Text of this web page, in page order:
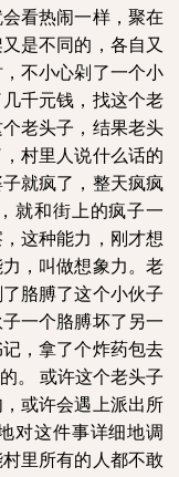
看热闹一样，聚在
是不同的，各自又
不小心剁了一个小
千元钱，找这个老
老头子，结果老头
村里人说什么话的
就疯了，整天疯疯
就和街上的疯子一
这种能力，刚才想
，叫做想象力。老
胳膊了这个小伙子
一个胳膊坏了另一
，拿了个炸药包去
。
或许这个老头子
或许会遇上派出所
对这件事详细地调
里所有的人都不敢